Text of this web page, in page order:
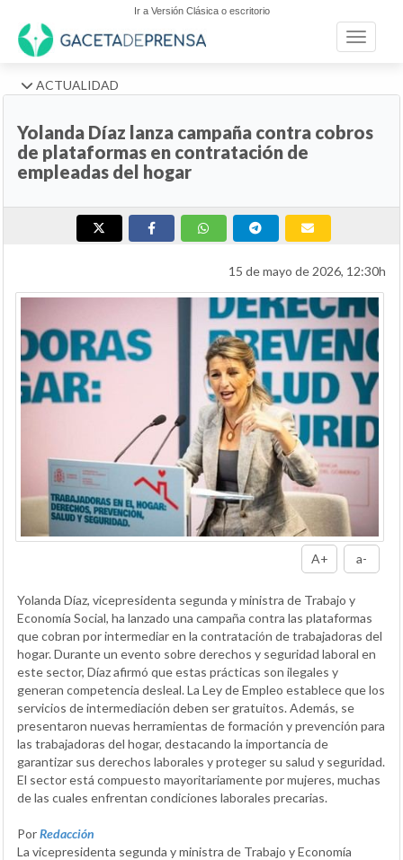
Ir a Versión Clásica o escritorio
Toggle
ACTUALIDAD
Yolanda Díaz lanza campaña contra cobros
de plataformas en contratación de
empleadas del hogar
15 de mayo de 2026, 12:30h
A+ a-
Yolanda Díaz, vicepresidenta segunda y ministra de Trabajo y
Economía Social, ha lanzado una campaña contra las plataformas
que cobran por intermediar en la contratación de trabajadoras del
hogar. Durante un evento sobre derechos y seguridad laboral en
este sector, Díaz afirmó que estas prácticas son ilegales y
generan competencia desleal. La Ley de Empleo establece que los
servicios de intermediación deben ser gratuitos. Además, se
presentaron nuevas herramientas de formación y prevención para
las trabajadoras del hogar, destacando la importancia de
garantizar sus derechos laborales y proteger su salud y seguridad.
El sector está compuesto mayoritariamente por mujeres, muchas
de las cuales enfrentan condiciones laborales precarias.
PorRedacción
La vicepresidenta segunda y ministra de Trabajo y Economía